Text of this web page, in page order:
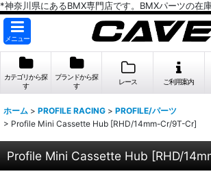
*神奈川県にあるBMX専門店です。BMXパーツの
メニュー
カテゴリから探
す
ブランドから探
す
レース ご利用案内
ホーム > PROFILE RACING > PROFILE/パーツ
> Profile Mini Cassette Hub [RHD/14mm-Cr/9T-Cr]
Profile Mini Cassette Hub [RHD/